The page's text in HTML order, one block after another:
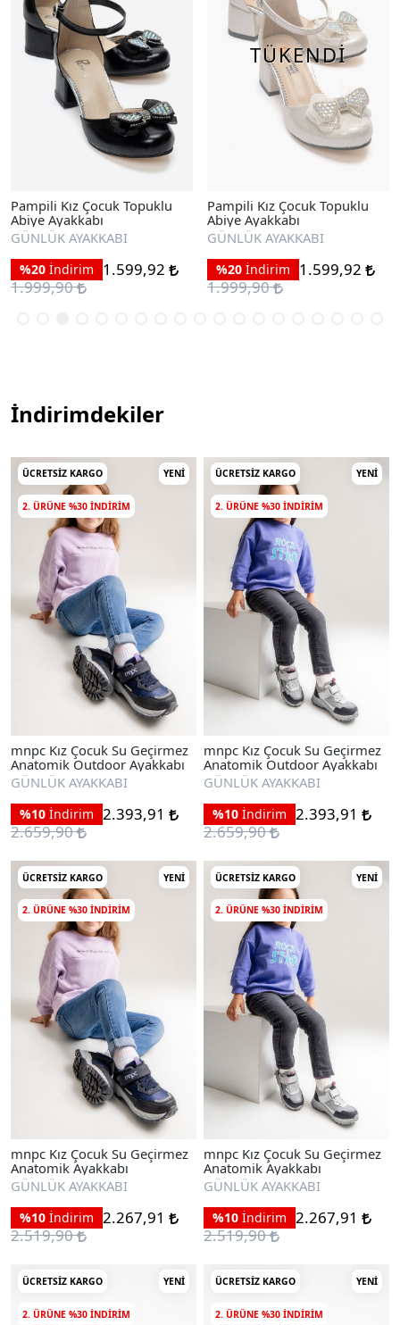
Pampili Kız Çocuk Topuklu
Abiye Ayakkabı
GÜNLÜK AYAKKABI
%20 İndirim
1.599,92
1.999,90
TÜKENDİ
Pampili Kız Çocuk Topuklu
Abiye Ayakkabı
GÜNLÜK AYAKKABI
%20 İndirim
1.599,92
1.999,90
İndirimdekiler
ÜCRETSIZ KARGO YENI
2. ÜRÜNE %30 INDIRIM
mnpc Kız Çocuk Su Geçirmez
Anatomik Outdoor Ayakkabı
GÜNLÜK AYAKKABI
%10 İndirim 2.393,91
2.659,90
ÜCRETSIZ KARGO YENI
2. ÜRÜNE %30 INDIRIM
mnpc Kız Çocuk Su Geçirmez
Anatomik Outdoor Ayakkabı
GÜNLÜK AYAKKABI
%10 İndirim 2.393,91
2.659,90
ÜCRETSIZ KARGO YENI
2. ÜRÜNE %30 INDIRIM
mnpc Kız Çocuk Su Geçirmez
Anatomik Ayakkabı
GÜNLÜK AYAKKABI
%10 İndirim 2.267,91
2.519,90
ÜCRETSIZ KARGO YENI
2. ÜRÜNE %30 INDIRIM
mnpc Kız Çocuk Su Geçirmez
Anatomik Ayakkabı
GÜNLÜK AYAKKABI
%10 İndirim 2.267,91
2.519,90
ÜCRETSIZ KARGO YENI
2. ÜRÜNE %30 INDIRIM
ÜCRETSIZ KARGO YENI
2. ÜRÜNE %30 INDIRIM